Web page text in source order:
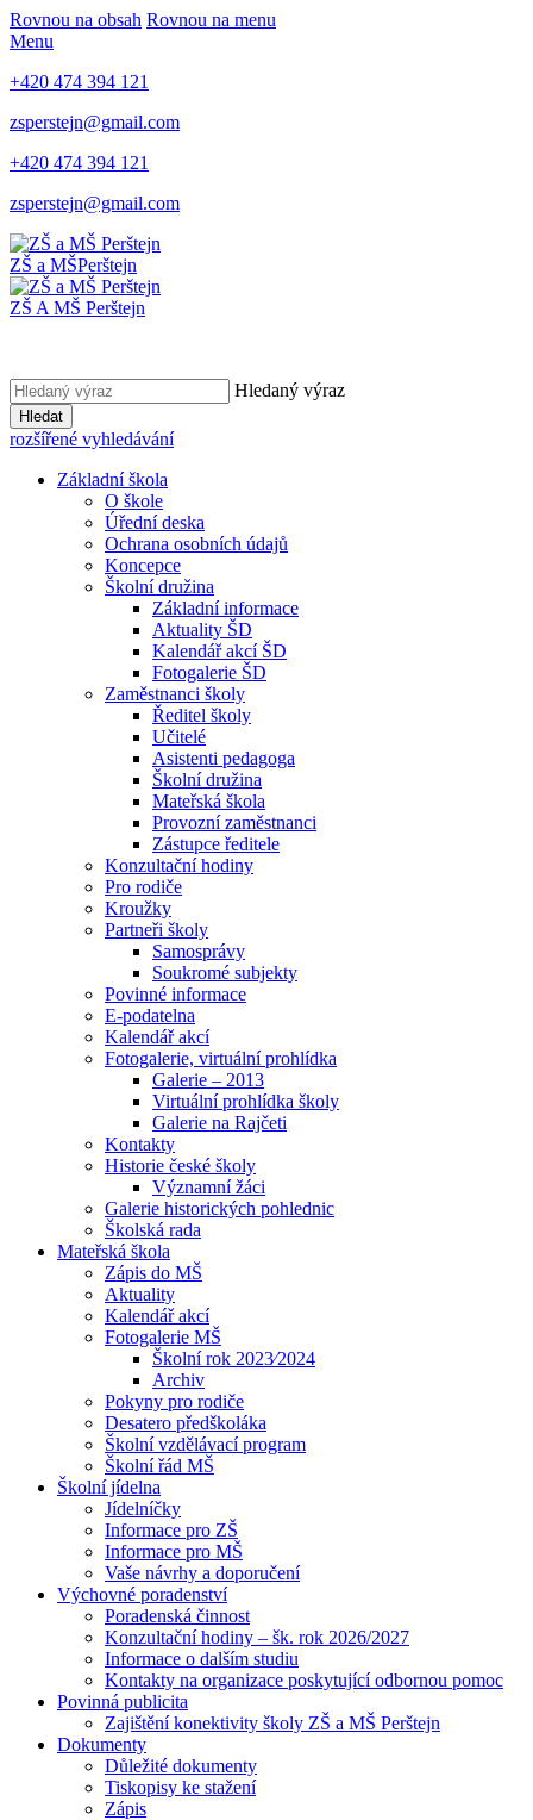
Rovnou na obsah Rovnou na menu
Menu
+420 474 394 121
zsperstejn@gmail.com
+420 474 394 121
zsperstejn@gmail.com
ZŠ a MŠPerštejn
ZŠ A MŠ Perštejn
Hledaný výraz
Hledat
rozšířené vyhledávání
Základní škola
O škole
Úřední deska
Ochrana osobních údajů
Koncepce
Školní družina
Základní informace
Aktuality ŠD
Kalendář akcí ŠD
Fotogalerie ŠD
Zaměstnanci školy
Ředitel školy
Učitelé
Asistenti pedagoga
Školní družina
Mateřská škola
Provozní zaměstnanci
Zástupce ředitele
Konzultační hodiny
Pro rodiče
Kroužky
Partneři školy
Samosprávy
Soukromé subjekty
Povinné informace
E-podatelna
Kalendář akcí
Fotogalerie, virtuální prohlídka
Galerie – 2013
Virtuální prohlídka školy
Galerie na Rajčeti
Kontakty
Historie české školy
Významní žáci
Galerie historických pohlednic
Školská rada
Mateřská škola
Zápis do MŠ
Aktuality
Kalendář akcí
Fotogalerie MŠ
Školní rok 2023⁄2024
Archiv
Pokyny pro rodiče
Desatero předškoláka
Školní vzdělávací program
Školní řád MŠ
Školní jídelna
Jídelníčky
Informace pro ZŠ
Informace pro MŠ
Vaše návrhy a doporučení
Výchovné poradenství
Poradenská činnost
Konzultační hodiny – šk. rok 2026/2027
Informace o dalším studiu
Kontakty na organizace poskytující odbornou pomoc
Povinná publicita
Zajištění konektivity školy ZŠ a MŠ Perštejn
Dokumenty
Důležité dokumenty
Tiskopisy ke stažení
Zápis